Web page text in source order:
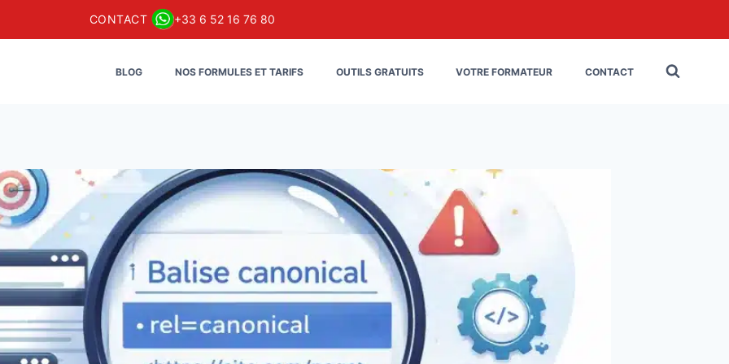
CONTACT +33 6 52 16 76 80
BLOG NOS FORMULES ET TARIFS OUTILS GRATUITS VOTRE FORMATEUR CONTACT